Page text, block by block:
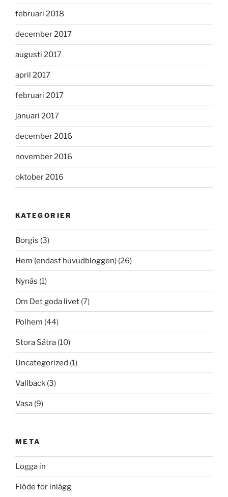
februari 2018
december 2017
augusti 2017
april 2017
februari 2017
januari 2017
december 2016
november 2016
oktober 2016
KATEGORIER
Borgis (3)
Hem (endast huvudbloggen) (26)
Nynäs (1)
Om Det goda livet (7)
Polhem (44)
Stora Sätra (10)
Uncategorized (1)
Vallback (3)
Vasa (9)
META
Logga in
Flöde för inlägg